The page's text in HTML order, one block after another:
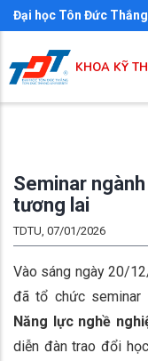
Skip
to
main
content
Đại học Tôn Đức Thắng
KHOA KỸ
Seminar
tương lai
TDTU, 07/01/2026
Vào sáng ngày 20/
đã tổ chức seminar
Năng lực nghề
diễn đàn trao đổi